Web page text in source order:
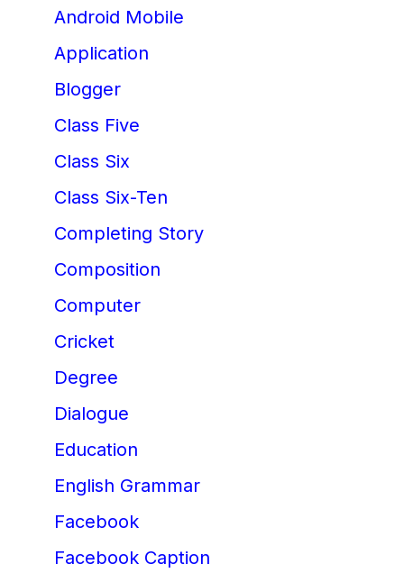
Android Mobile
Application
Blogger
Class Five
Class Six
Class Six-Ten
Completing Story
Composition
Computer
Cricket
Degree
Dialogue
Education
English Grammar
Facebook
Facebook Caption